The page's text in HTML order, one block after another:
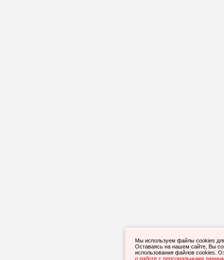
Мы используем файлы cookies
Оставаясь на нашем сайте, Вы
использования файлов cookies.
о работе с персональными